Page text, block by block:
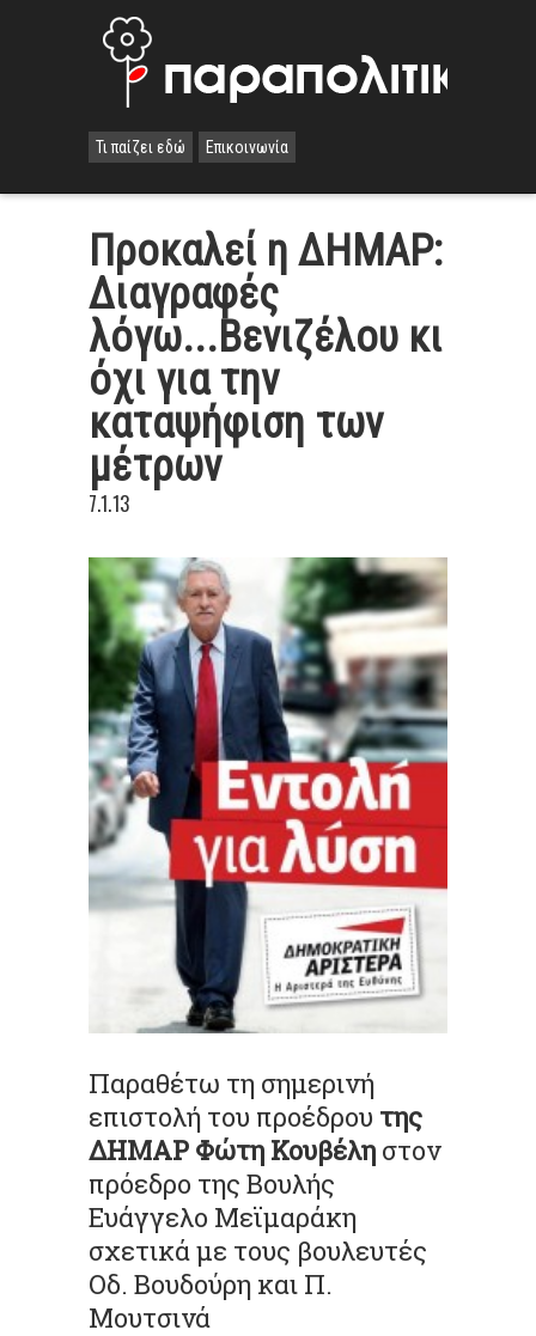
Τι παίζει εδώ Επικοινωνία
Προκαλεί η ΔΗΜΑΡ:
Διαγραφές
λόγω...Βενιζέλου κι
όχι για την
καταψήφιση των
μέτρων
7.1.13
Παραθέτω τη σημερινή
επιστολή του προέδρου της
ΔΗΜΑΡ Φώτη Κουβέλη στον
πρόεδρο της Βουλής
Ευάγγελο Μεϊμαράκη
σχετικά με τους βουλευτές
Οδ. Βουδούρη και Π.
Μουτσινά